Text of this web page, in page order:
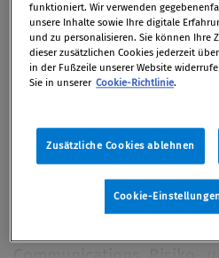
Artikel auf Xing
Artikel auf
Artikel auf
Artikellink
Artikel
Vita
Bernhard Hudik ist
Austria (www.grayling.at).
in Journalismus,
und Beratung.
funktioniert. Wir verwenden
unsere Inhalte sowie Ihre digitale
und zu personalisieren. Sie können Ihre
dieser zusätzlichen Cookies jederzeit
in der Fußzeile unserer Website
Sie in unserer Cookie-Richtlinie.
Zusätzliche Cookies ablehnen
Cookie-